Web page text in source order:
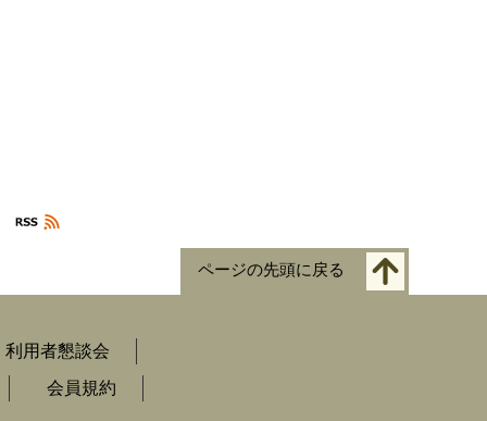
ページの先頭に戻る
利用者懇談会
会員規約